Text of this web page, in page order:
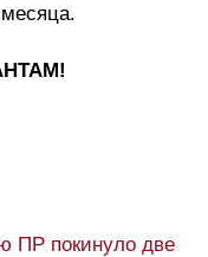
ПР покинуло две